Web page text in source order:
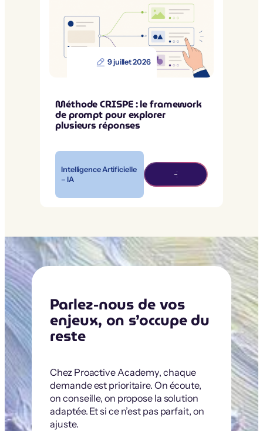
9 juillet 2026
Méthode CRISPE : le framework
de prompt pour explorer
plusieurs réponses
Intelligence Artificielle
– IA
Parlez-nous de vos
enjeux, on s’occupe du
reste
Chez Proactive Academy, chaque
demande est prioritaire. On écoute,
on conseille, on propose la solution
adaptée. Et si ce n’est pas parfait, on
ajuste.